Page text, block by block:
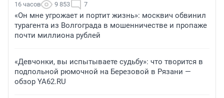
16 часов 9 853 7
«Он мне угрожает и портит жизнь»: москвич обвинил
турагента из Волгограда в мошенничестве и пропаже
почти миллиона рублей
«Девчонки, вы испытываете судьбу»: что творится в
подпольной рюмочной на Березовой в Рязани —
обзор YA62.RU